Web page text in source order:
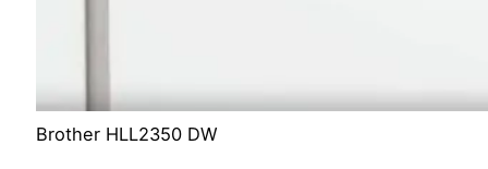
Brother HLL2350 DW